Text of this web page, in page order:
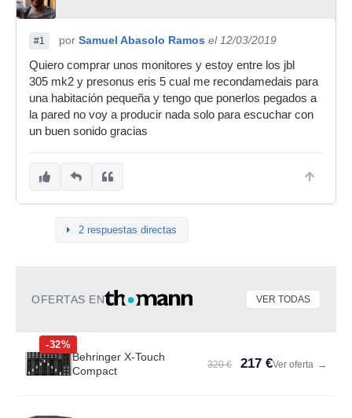
#1 por Samuel Abasolo Ramos el 12/03/2019
Quiero comprar unos monitores y estoy entre los jbl
305 mk2 y presonus eris 5 cual me recondamedais para
una habitación pequeña y tengo que ponerlos pegados a
la pared no voy a producir nada solo para escuchar con
un buen sonido gracias
2 respuestas directas
OFERTAS EN VER TODAS
-32%
Behringer X-Touch
Compact
320 € 217 €Ver oferta →